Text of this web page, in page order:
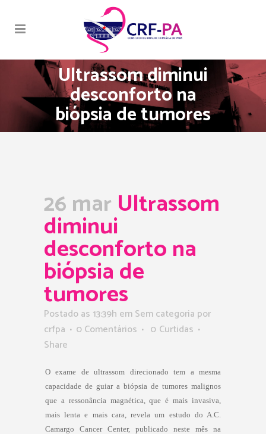
Ultrassom diminui
desconforto na
biópsia de tumores
26 marUltrassom
diminui
desconforto na
biópsia de
tumores
Postado as 13:39h em Sem categoria por
crfpa
0 Comentários 0 Curtidas
Share
O exame de ultrassom direcionado tem a mesma
capacidade de guiar a biópsia de tumores malignos
que a ressonância magnética, que é mais invasiva,
mais lenta e mais cara, revela um estudo do A.C.
Camargo Cancer Center, publicado neste mês na